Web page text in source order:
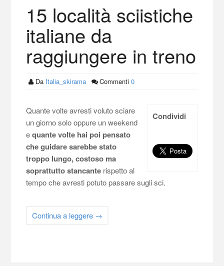
15 località sciistiche
italiane da
raggiungere in treno
Da Italia_skirama Commenti 0
Condividi
Quante volte avresti voluto sciare
un giorno solo oppure un weekend
equante volte hai poi pensato
che guidare sarebbe stato
troppo lungo, costoso ma
soprattutto stancante rispetto al
tempo che avresti potuto passare sugli sci.
Continua a leggere →